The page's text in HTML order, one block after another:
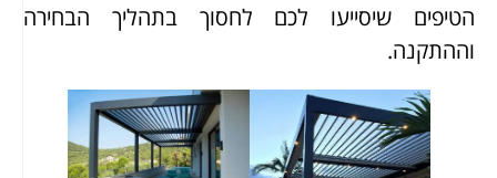
הטיפים שיסייעו לכם לחסוך בתהליך הבחירה
וההתקנה.